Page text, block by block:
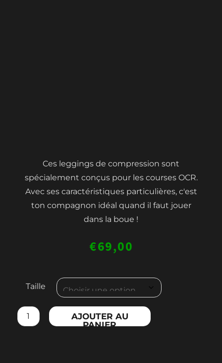
Ces leggings de compression sont
spécialement conçus pour les courses OCR.
Avec ses caractéristiques particulières, c'est
ton compagnon idéal quand il faut jouer
dans la boue !
€69,00
Taille
quantité
MEN'S
OCR
AJOUTER AU
PANIER